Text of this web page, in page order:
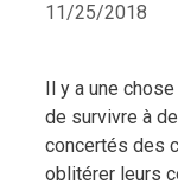
11/25/2018
Il y a une
de survivre à
concertés des
oblitérer leurs